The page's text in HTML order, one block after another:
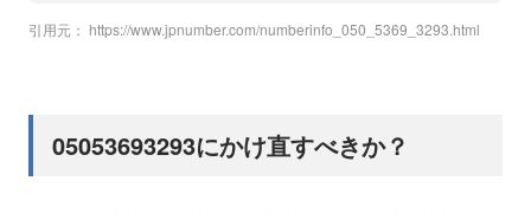
引用元： https://www.jpnumber.com/numberinfo_050_5369_3293.html
05053693293にかけ直すべきか？